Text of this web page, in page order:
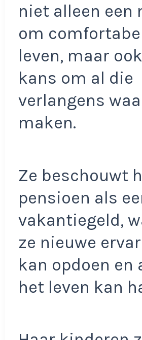
niet alleen een
om
leven, maar
kans om al die
verlangens
maken.
Ze beschouwt
pensioen als
vakantiegeld,
ze nieuwe
kan opdoen en
het leven kan